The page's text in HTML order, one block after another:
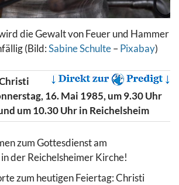
die Gewalt von Feuer und Hammer
(Bild:Sabine Schulte–Pixabay)
16. Mai 1985, um 9.30 Uhr
um 10.30 Uhr in Reichelsheim
zum Gottesdienst am
der Reichelsheimer Kirche!
zum heutigen Feiertag: Christi